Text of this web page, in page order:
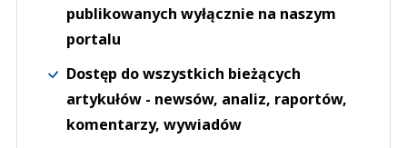
publikowanych wyłącznie na naszym
portalu
Dostęp do wszystkich bieżących
artykułów - newsów, analiz, raportów,
komentarzy, wywiadów